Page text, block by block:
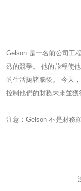
Gelson 是一名前公司工
烈的競爭。 他的旅程使
的生活拋諸腦後。 今天
控制他們的財務未來並獲
注意：Gelson 不是財務